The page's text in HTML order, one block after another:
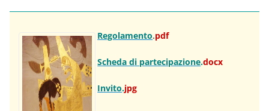
Regolamento.pdf
Scheda di partecipazione.docx
Invito.jpg